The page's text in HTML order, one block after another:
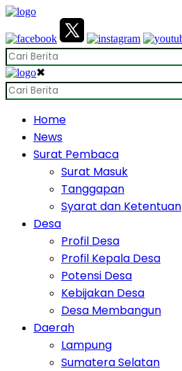
✖
Home
News
Surat Pembaca
Surat Masuk
Tanggapan
Syarat dan Ketentuan
Desa
Profil Desa
Profil Kepala Desa
Potensi Desa
Kebijakan Desa
Desa Membangun
Daerah
Lampung
Sumatera Selatan